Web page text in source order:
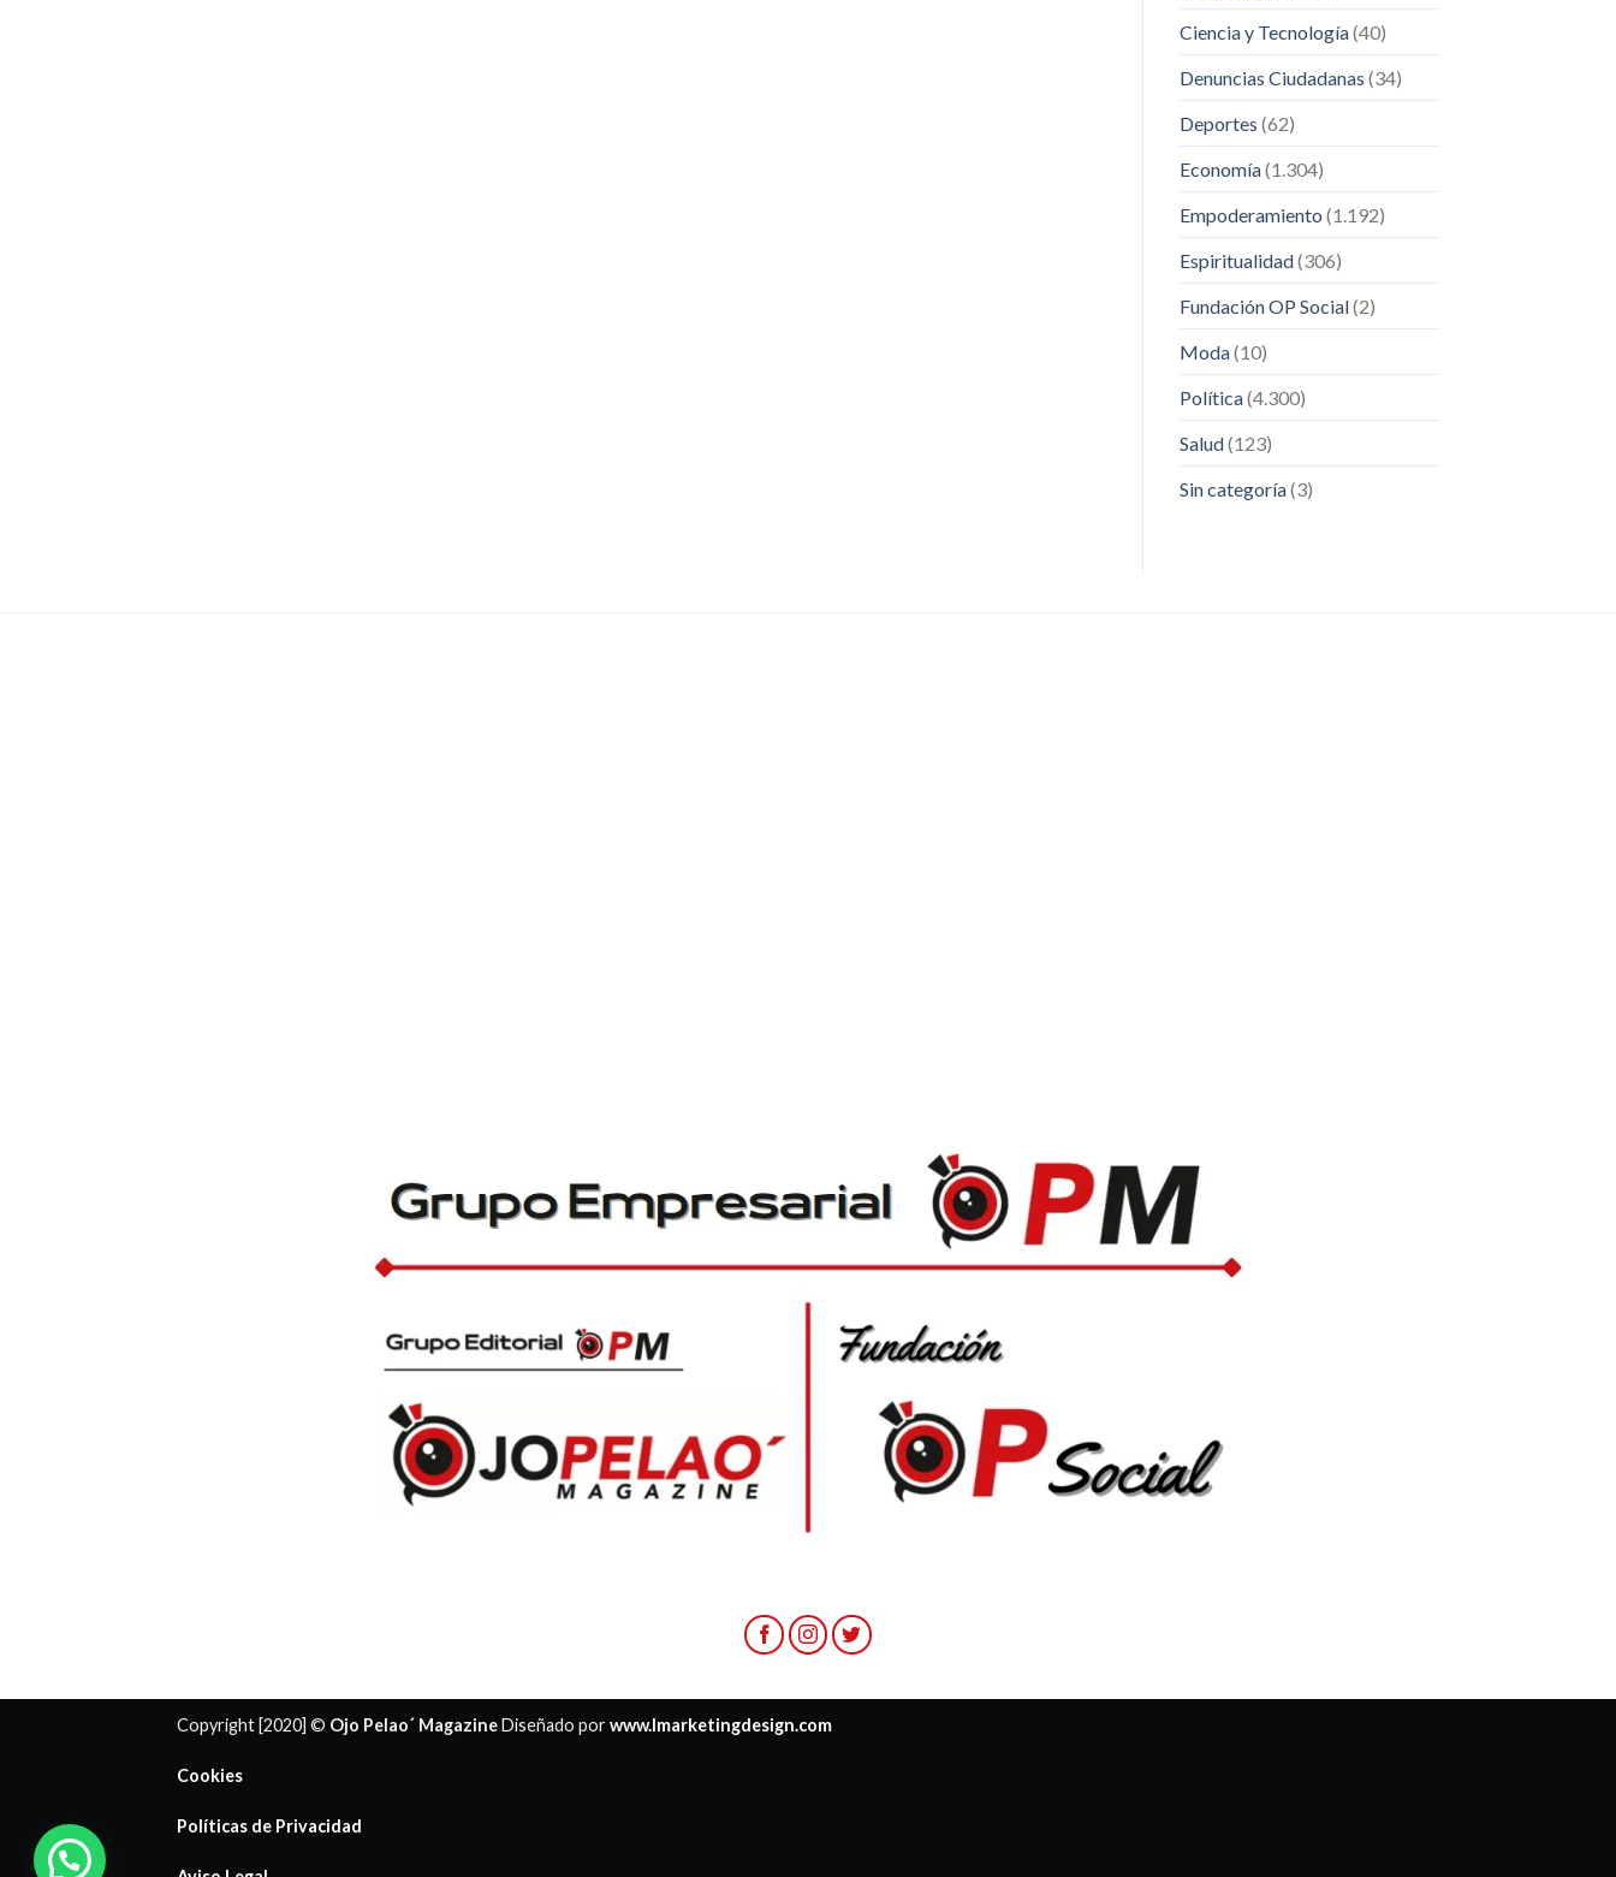
Ciencia y Tecnología(40)
Denuncias Ciudadanas (34)
Deportes (62)
Economía(1.304)
Empoderamiento (1.192)
Espiritualidad(306)
Fundación OP Social(2)
Moda(10)
Política(4.300)
Salud(123)
Sin categoría(3)
Copyright [2020] © Ojo Pelao´ MagazineDiseñado porwww.lmarketingdesign.com
Cookies
Políticas de Privacidad